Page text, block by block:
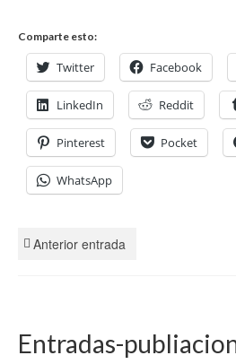
Comparte esto:
Twitter Facebook
LinkedIn Reddit
Pinterest Pocket
WhatsApp
Anterior entrada
Entradas-